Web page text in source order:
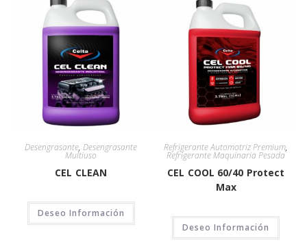
Desengrasante,Desengrasante
Multiuso
CEL CLEAN
Deseo Información
Refrigerante Automotriz Premium,
Refrigerante Maquinaria Pesada
CEL COOL 60/40 Protect
Max
Deseo Información